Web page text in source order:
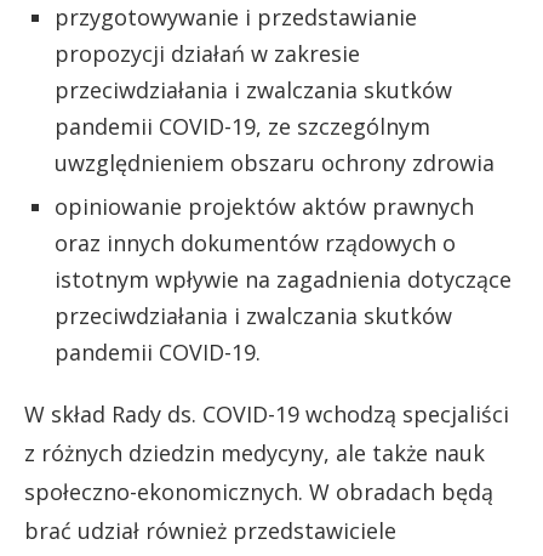
przygotowywanie i przedstawianie
propozycji działań w zakresie
przeciwdziałania i zwalczania skutków
pandemii COVID-19, ze szczególnym
uwzględnieniem obszaru ochrony zdrowia
opiniowanie projektów aktów prawnych
oraz innych dokumentów rządowych o
istotnym wpływie na zagadnienia dotyczące
przeciwdziałania i zwalczania skutków
pandemii COVID-19.
W skład Rady ds. COVID-19 wchodzą specjaliści
z różnych dziedzin medycyny, ale także nauk
społeczno-ekonomicznych. W obradach będą
brać udział również przedstawiciele